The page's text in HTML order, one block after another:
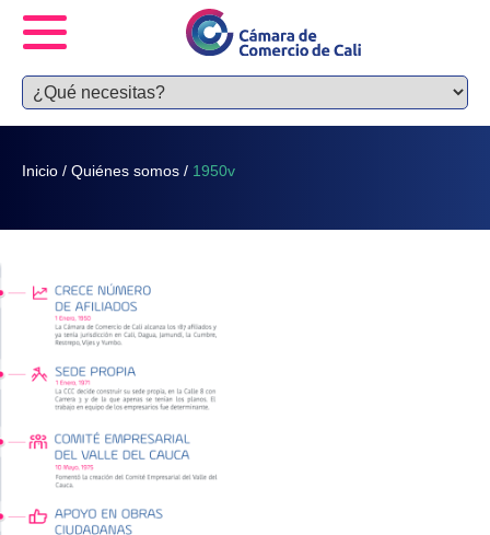
Inicio / Quiénes somos / 1950v